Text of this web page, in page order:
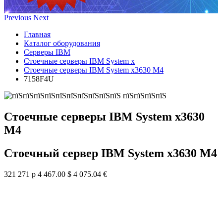
Previous Next
Главная
Каталог оборудования
Серверы IBM
Стоечные серверы IBM System x
Стоечные серверы IBM System x3630 M4
7158F4U
Стоечные серверы IBM System x3630
M4
Стоечный сервер IBM System x3630 M4
321 271 р 4 467.00 $ 4 075.04 €